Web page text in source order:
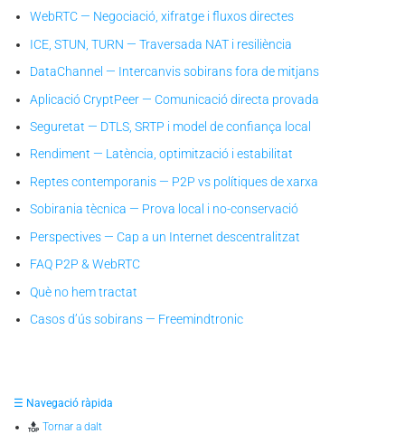
WebRTC — Negociació, xifratge i fluxos directes
ICE, STUN, TURN — Traversada NAT i resiliència
DataChannel — Intercanvis sobirans fora de mitjans
Aplicació CryptPeer — Comunicació directa provada
Seguretat — DTLS, SRTP i model de confiança local
Rendiment — Latència, optimització i estabilitat
Reptes contemporanis — P2P vs polítiques de xarxa
Sobirania tècnica — Prova local i no-conservació
Perspectives — Cap a un Internet descentralitzat
FAQ P2P & WebRTC
Què no hem tractat
Casos d’ús sobirans — Freemindtronic
☰ Navegació ràpida
Tornar a dalt